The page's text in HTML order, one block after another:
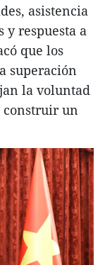
asistencia
y respuesta a
que los
superación
la voluntad
construir un